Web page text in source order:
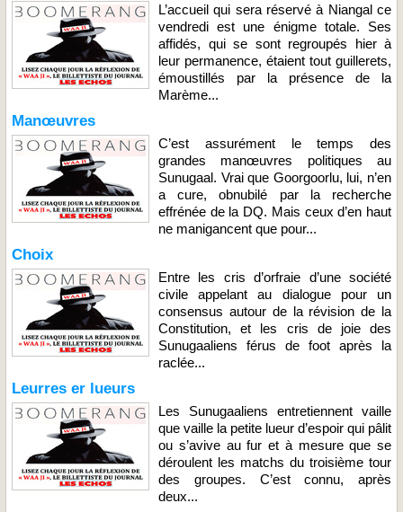
L’accueil qui sera réservé à Niangal ce
vendredi est une énigme totale. Ses
affidés, qui se sont regroupés hier à
leur permanence, étaient tout guillerets,
émoustillés par la présence de la
Marème...
Manœuvres
C’est assurément le temps des
grandes manœuvres politiques au
Sunugaal. Vrai que Goorgoorlu, lui, n’en
a cure, obnubilé par la recherche
effrénée de la DQ. Mais ceux d’en haut
ne manigancent que pour...
Choix
Entre les cris d’orfraie d’une société
civile appelant au dialogue pour un
consensus autour de la révision de la
Constitution, et les cris de joie des
Sunugaaliens férus de foot après la
raclée...
Leurres er lueurs
Les Sunugaaliens entretiennent vaille
que vaille la petite lueur d’espoir qui pâlit
ou s’avive au fur et à mesure que se
déroulent les matchs du troisième tour
des groupes. C’est connu, après
deux...